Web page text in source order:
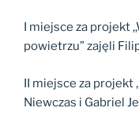
I miejsce za projekt
powietrzu” zajęli
II miejsce za projekt
Niewczas i Gabriel